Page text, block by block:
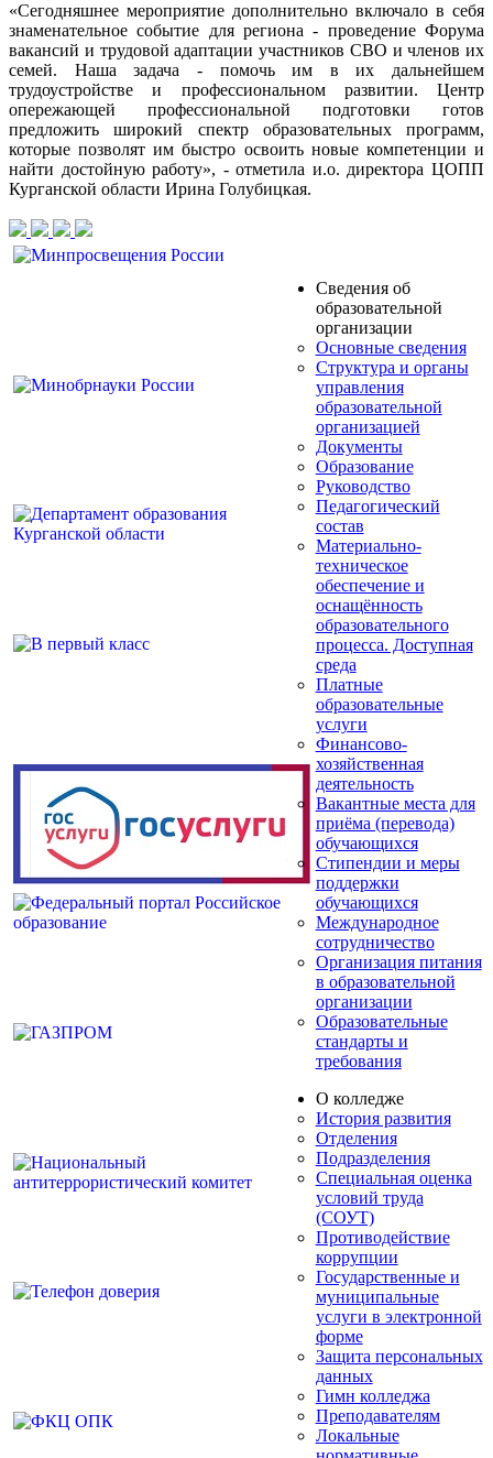
«Сегодняшнее мероприятие дополнительно включало в себя
знаменательное событие для региона - проведение Форума
вакансий и трудовой адаптации участников СВО и членов их
семей. Наша задача - помочь им в их дальнейшем
трудоустройстве и профессиональном развитии. Центр
опережающей профессиональной подготовки готов
предложить широкий спектр образовательных программ,
которые позволят им быстро освоить новые компетенции и
найти достойную работу», - отметила и.о. директора ЦОПП
Курганской области Ирина Голубицкая.
Сведения об
образовательной
организации
Основные сведения
Структура и органы
управления
образовательной
организацией
Документы
Образование
Руководство
Педагогический
состав
Материально-
техническое
обеспечение и
оснащённость
образовательного
процесса. Доступная
среда
Платные
образовательные
услуги
Финансово-
хозяйственная
деятельность
Вакантные места для
приёма (перевода)
обучающихся
Стипендии и меры
поддержки
обучающихся
Международное
сотрудничество
Организация питания
в образовательной
организации
Образовательные
стандарты и
требования
О колледже
История развития
Отделения
Подразделения
Специальная оценка
условий труда
(СОУТ)
Противодействие
коррупции
Государственные и
муниципальные
услуги в электронной
форме
Защита персональных
данных
Гимн колледжа
Преподавателям
Локальные